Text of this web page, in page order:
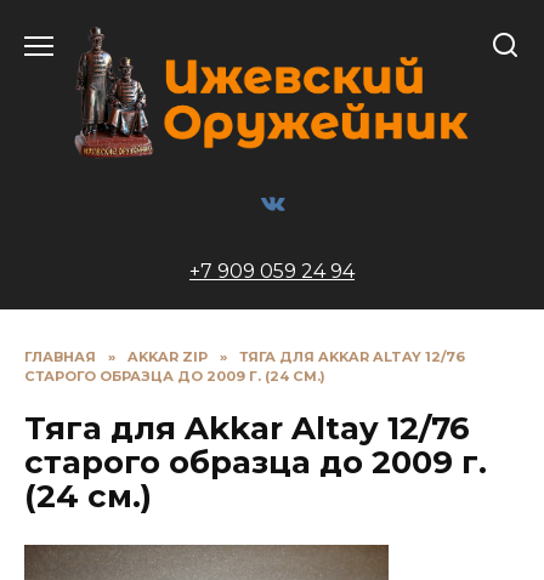
содержанию
+7 909 059 24 94
ГЛАВНАЯ » AKKAR ZIP »
ТЯГА ДЛЯ AKKAR ALTAY 12/76
СТАРОГО ОБРАЗЦА ДО 2009 Г. (24 СМ.)
Тяга для Akkar Altay 12/76
старого образца до 2009 г.
(24 см.)